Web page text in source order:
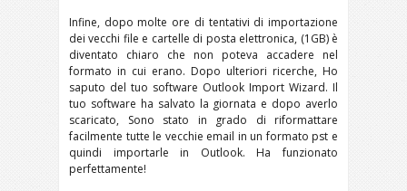
Infine, dopo molte ore di tentativi di importazione
dei vecchi file e cartelle di posta elettronica, (1GB) è
diventato chiaro che non poteva accadere nel
formato in cui erano. Dopo ulteriori ricerche, Ho
saputo del tuo software Outlook Import Wizard. Il
tuo software ha salvato la giornata e dopo averlo
scaricato, Sono stato in grado di riformattare
facilmente tutte le vecchie email in un formato pst e
quindi importarle in Outlook. Ha funzionato
perfettamente!